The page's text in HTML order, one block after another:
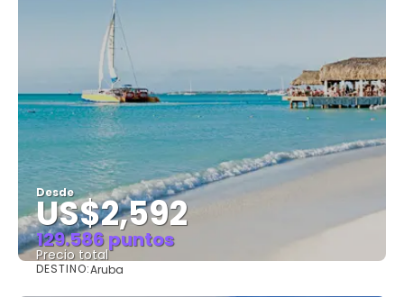
Desde
US$2,592
129.586 puntos
Precio total
DESTINO:Aruba